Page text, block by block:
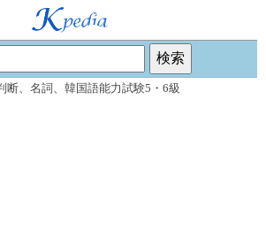
断、 名詞 、 韓国語能力試験5・6級